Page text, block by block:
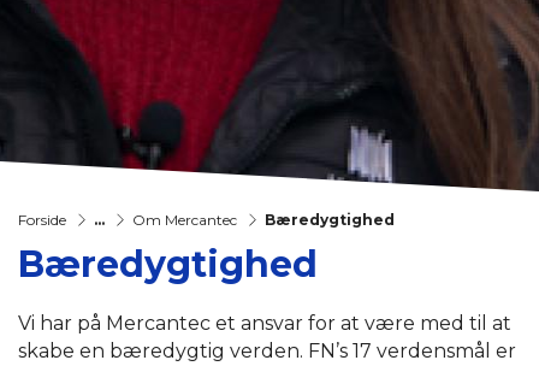
Forside ... Om Mercantec Bæredygtighed
Bæredygtighed
Vi har på Mercantec et ansvar for at være med til at
skabe en bæredygtig verden. FN’s 17 verdensmål er